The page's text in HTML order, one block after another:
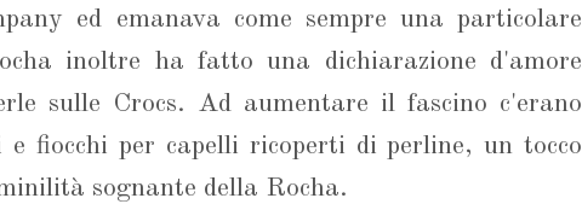
ed emanava come sempre una particolare
inoltre ha fatto una dichiarazione d'amore
sulle Crocs. Ad aumentare il fascino c'erano
fiocchi per capelli ricoperti di perline, un tocco
sognante della Rocha.